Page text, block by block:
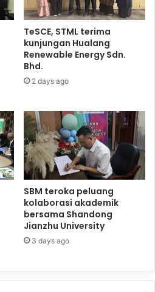
TeSCE, STML terima
kunjungan Hualang
Renewable Energy Sdn.
Bhd.
2 days ago
SBM teroka peluang
kolaborasi akademik
bersama Shandong
Jianzhu University
3 days ago